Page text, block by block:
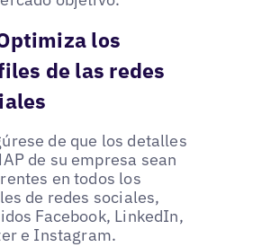
los
de las redes
de que los detalles
de su empresa sean
en todos los
de redes sociales,
Facebook, LinkedIn,
e Instagram.